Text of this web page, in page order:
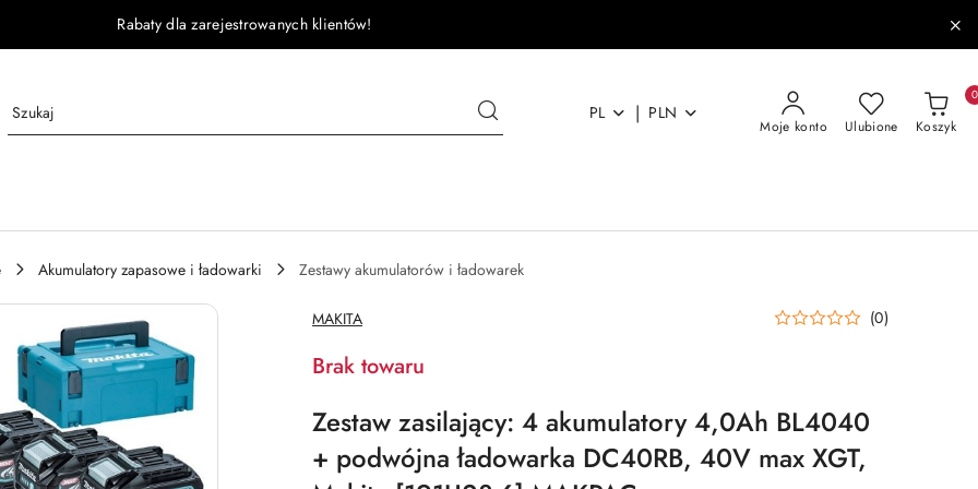
Rabaty dla zarejestrowanych klientów!
PL | PLN
Moje konto Ulubione Koszyk
0
Akumulatory zapasowe i ładowarki
Zestawy akumulatorów i ładowarek
NAZWA
PRODUCENTA:
MAKITA (0)
Brak towaru
Zestaw zasilający: 4 akumulatory 4,0Ah BL4040
+ podwójna ładowarka DC40RB, 40V max XGT,